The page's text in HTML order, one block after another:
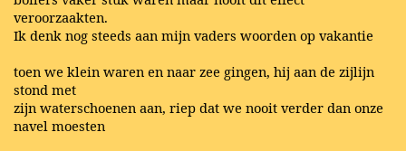
veroorzaakten.
Ik denk nog steeds aan mijn vaders woorden op vakantie
toen we klein waren en naar zee gingen, hij aan de zijlijn
stond met
zijn waterschoenen aan, riep dat we nooit verder dan onze
navel moesten